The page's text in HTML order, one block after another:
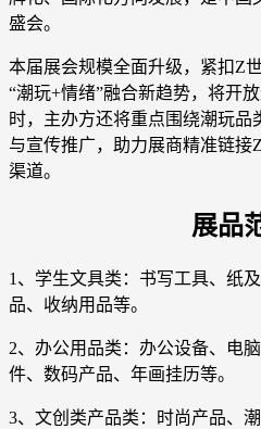
盛会。
本届展会规模全面升级，紧扣Z
“潮玩+情绪”融合新趋势，将开
时，主办方还将重点围绕潮玩
与宣传推广，助力展商精准链
渠道。
展品
1、学生文具类：书写工具、纸
品、收纳用品等。
2、办公用品类：办公设备、电
件、数码产品、年画挂历等。
3、文创类产品类：时尚产品、